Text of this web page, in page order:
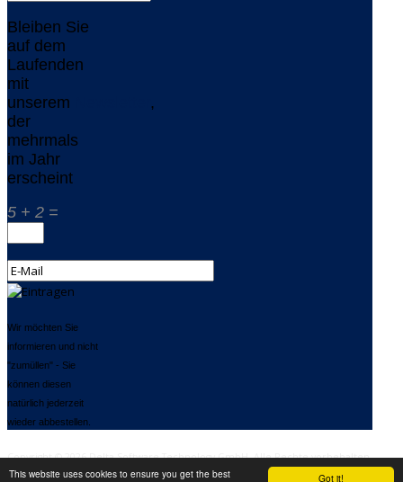
Got it!
This website uses cookies to ensure you get the best
Bleiben Sie
auf dem
Laufenden
mit
unserem
,
der
mehrmals
im Jahr
erscheint
5 + 2 =
Wir möchten Sie
informieren und nicht
"zumüllen" - Sie
können diesen
natürlich jederzeit
wieder abbestellen.
Copyright © 2026 Delta Software Technology GmbH. Alle Rechte vorbehalten.